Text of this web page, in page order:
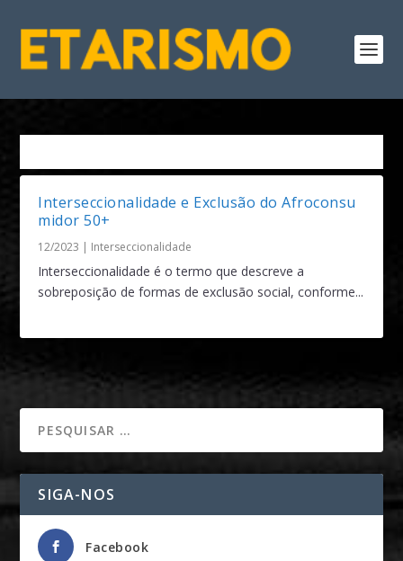
Interseccionalidade e Exclusão do Afroconsu
midor 50+
12/2023 | Interseccionalidade
Interseccionalidade é o termo que descreve a
sobreposição de formas de exclusão social, conforme...
SIGA-NOS
Facebook